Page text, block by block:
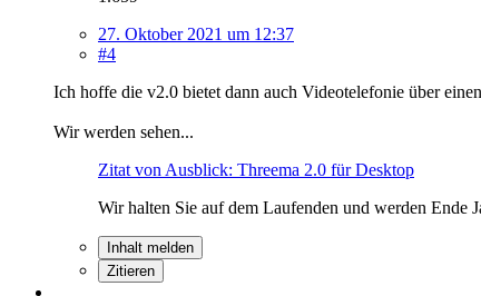
27. Oktober 2021 um 12:37
#4
Ich hoffe die v2.0 bietet dann auch Videotelefonie über
Wir werden sehen...
Zitat von Ausblick: Threema 2.0 für Desktop
Wir halten Sie auf dem Laufenden und werden Ende
Inhalt melden
Zitieren